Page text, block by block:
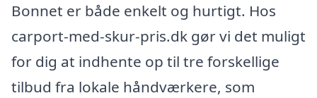
Bonnet er både enkelt og hurtigt. Hos
carport-med-skur-pris.dk gør vi det muligt
for dig at indhente op til tre forskellige
tilbud fra lokale håndværkere, som